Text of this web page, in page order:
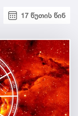
17 წუთის წინ